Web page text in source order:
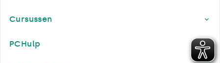
Cursussen
PCHulp